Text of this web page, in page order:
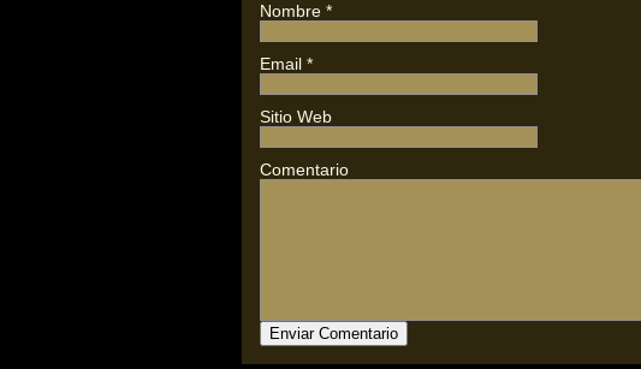
Nombre *
Email *
Sitio Web
Comentario